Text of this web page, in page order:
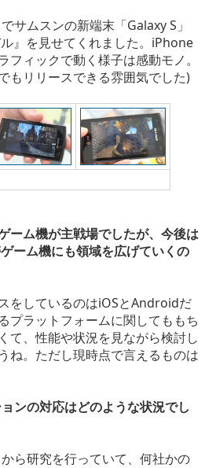
サムスンの新端末「Galaxy S」
』を見せてくれました。iPhone
フィックで動く様子は感動モノ。
もリリースできる雰囲気でした)
ム機が主戦場でしたが、今後は
ーム機にも領域を広げていくの
をしているのはiOSとAndroidだ
プラットフォームに関してももち
て、性能や状況を見ながら検討し
ね。ただし現時点で言えるものは
の対応はどのような状況でし
ら研究を行っていて、何社かの